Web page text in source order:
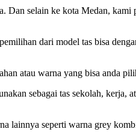
Dan selain ke kota Medan,
dari model tas bisa
atau warna yang bisa anda
sebagai tas sekolah, kerja,
lainnya seperti warna grey